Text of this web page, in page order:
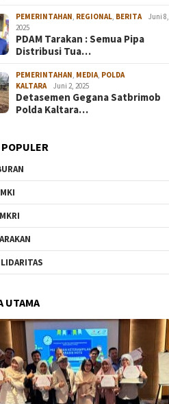
PEMERINTAHAN REGIONAL BERITA
Juni 8,
2025
PDAM Tarakan : Semua Pipa
Distribusi Tua…
PEMERINTAHAN MEDIA POLDA
KALTARA
Juni 2, 2025
Detasemen Gegana Satbrimob
Polda Kaltara…
UTAMA